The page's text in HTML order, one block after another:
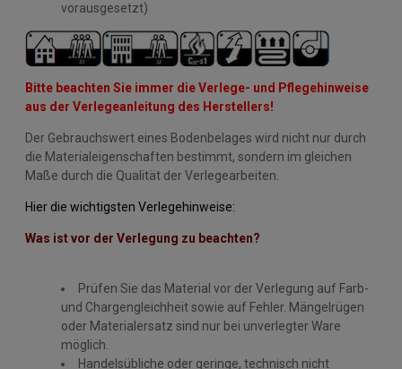
vorausgesetzt)
Bitte beachten Sie immer die Verlege- und Pflegehinweise
aus der Verlegeanleitung des Herstellers!
Der Gebrauchswert eines Bodenbelages wird nicht nur durch
die Materialeigenschaften bestimmt, sondern im gleichen
Maße durch die Qualität der Verlegearbeiten.
Hier die wichtigsten Verlegehinweise:
Was ist vor der Verlegung zu beachten?
Prüfen Sie das Material vor der Verlegung auf Farb-
und Chargengleichheit sowie auf Fehler. Mängelrügen
oder Materialersatz sind nur bei unverlegter Ware
möglich.
Handelsübliche oder geringe, technisch nicht